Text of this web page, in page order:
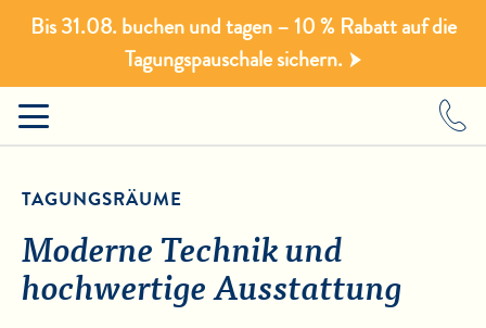
Bis 31.08. buchen und tagen – 10 % Rabatt auf die
Tagungspauschale sichern.
TAGUNGSRÄUME
Moderne Technik und
hochwertige Ausstattung